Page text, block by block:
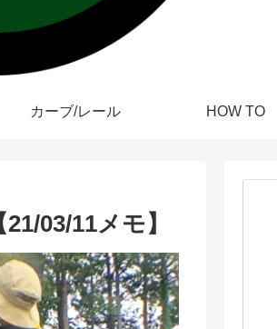
カーブ/レール HOW TO
03/11メモ】